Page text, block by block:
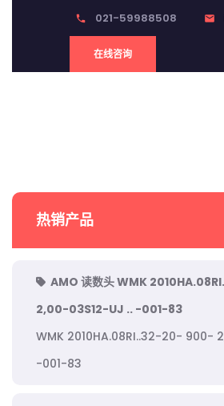
phone 021-59988508 email
在线咨询
热销产品
AMO 读数头 WMK
2,00-03S12-UJ .. -001-83
WMK 2010HA.08RI..32-20- 900-
-001-83